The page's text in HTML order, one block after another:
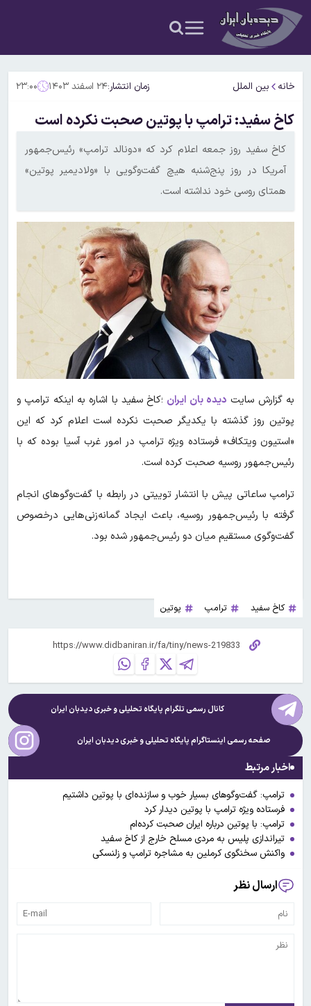
خانه بین الملل زمان انتشار:۲۴ اسفند ۱۴۰۳ ۲۳:۰۰
کاخ سفید: ترامپ با پوتین صحبت نکرده است
کاخ سفید روز جمعه اعلام کرد که «دونالد ترامپ» رئیس‌جمهور
آمریکا در روز پنج‌شنبه هیچ گفت‌وگویی با «ولادیمیر پوتین»
همتای روسی خود نداشته است.
به گزارش سایت دیده بان ایران ؛کاخ سفید با اشاره به اینکه ترامپ و
پوتین روز گذشته با یکدیگر صحبت نکرده است اعلام کرد که این
«استیون ویتکاف» فرستاده ویژه ترامپ در امور غرب آسیا بوده که با
رئیس‌جمهور روسیه صحبت کرده است.
ترامپ ساعاتی پیش با انتشار توییتی در رابطه با گفت‌وگوهای انجام
گرفته با رئیس‌جمهور روسیه، باعث ایجاد گمانه‌زنی‌هایی درخصوص
گفت‌وگوی مستقیم میان دو رئیس‌جمهور شده بود.
کاخ سفید ترامپ پوتین
کانال رسمی تلگرام پایگاه تحلیلی و خبریدیدبان ایران
صفحه رسمی اینستاگرام پایگاه تحلیلی و خبریدیدبان ایران
اخبار مرتبط
ترامپ: گفت‌وگوهای بسیار خوب و سازنده‌ای با پوتین داشتیم
فرستاده ویژه ترامپ با پوتین دیدار کرد
ترامپ: با پوتین درباره ایران صحبت کرده‌ام
تیراندازی پلیس به مردی مسلح خارج از کاخ سفید
واکنش سخنگوی کرملین به مشاجره ترامپ و زلنسکی
ارسال نظر